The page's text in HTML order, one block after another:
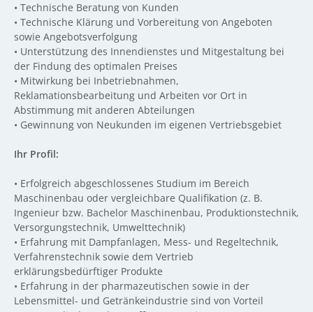
• Technische Beratung von Kunden
• Technische Klärung und Vorbereitung von Angeboten
sowie Angebotsverfolgung
• Unterstützung des Innendienstes und Mitgestaltung bei
der Findung des optimalen Preises
• Mitwirkung bei Inbetriebnahmen,
Reklamationsbearbeitung und Arbeiten vor Ort in
Abstimmung mit anderen Abteilungen
• Gewinnung von Neukunden im eigenen Vertriebsgebiet
Ihr Profil:
• Erfolgreich abgeschlossenes Studium im Bereich
Maschinenbau oder vergleichbare Qualifikation (z. B.
Ingenieur bzw. Bachelor Maschinenbau, Produktionstechnik,
Versorgungstechnik, Umwelttechnik)
• Erfahrung mit Dampfanlagen, Mess- und Regeltechnik,
Verfahrenstechnik sowie dem Vertrieb
erklärungsbedürftiger Produkte
• Erfahrung in der pharmazeutischen sowie in der
Lebensmittel- und Getränkeindustrie sind von Vorteil